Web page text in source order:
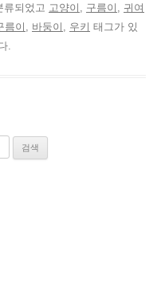
류되었고 고양이 구름이
귀여
름이 바둥이 우키 태그가 있
.